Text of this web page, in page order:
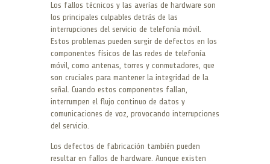
Los fallos técnicos y las averías de hardware son
los principales culpables detrás de las
interrupciones del servicio de telefonía móvil.
Estos problemas pueden surgir de defectos en los
componentes físicos de las redes de telefonía
móvil, como antenas, torres y conmutadores, que
son cruciales para mantener la integridad de la
señal. Cuando estos componentes fallan,
interrumpen el flujo continuo de datos y
comunicaciones de voz, provocando interrupciones
del servicio.
Los defectos de fabricación también pueden
resultar en fallos de hardware. Aunque existen